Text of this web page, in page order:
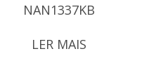
NAN1337KB
LER MAIS